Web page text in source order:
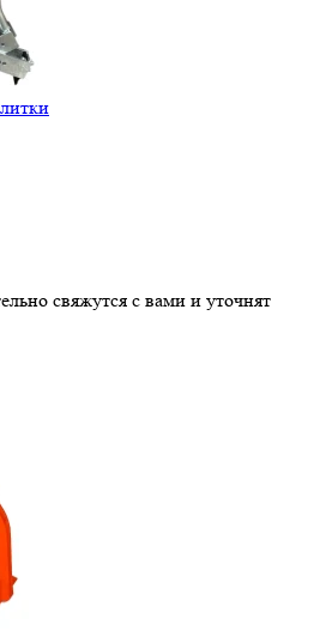
свяжутся с вами и уточнят